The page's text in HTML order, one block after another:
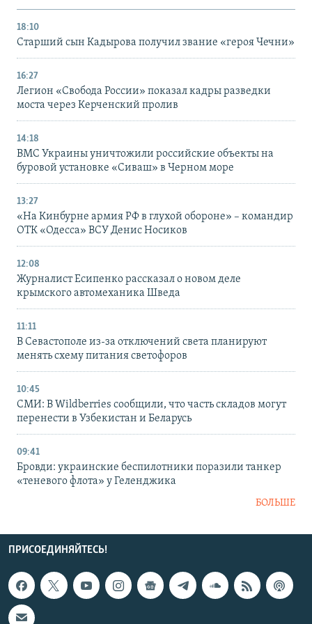
18:10
Старший сын Кадырова получил звание «героя Чечни»
16:27
Легион «Свобода России» показал кадры разведки
моста через Керченский пролив
14:18
ВМС Украины уничтожили российские объекты на
буровой установке «Сиваш» в Черном море
13:27
«На Кинбурне армия РФ в глухой обороне» – командир
ОТК «Одесса» ВСУ Денис Носиков
12:08
Журналист Есипенко рассказал о новом деле
крымского автомеханика Шведа
11:11
В Севастополе из-за отключений света планируют
менять схему питания светофоров
10:45
СМИ: В Wildberries сообщили, что часть складов могут
перенести в Узбекистан и Беларусь
09:41
Бровди: украинские беспилотники поразили танкер
«теневого флота» у Геленджика
БОЛЬШЕ
ПРИСОЕДИНЯЙТЕСЬ!